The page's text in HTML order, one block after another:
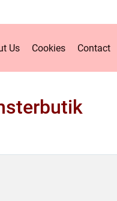
Us Cookies Contact